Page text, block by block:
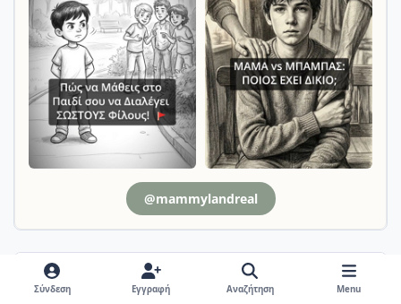
@mammylandreal
Απαντήσεις
Σύνδεση Εγγραφή Αναζήτηση Menu